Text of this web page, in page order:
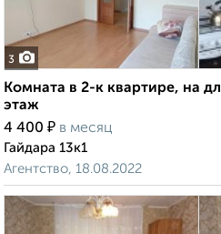
3
Комната в 2-к квартире, на
этаж
4 400 ₽ в месяц
Гайдара 13к1
Агентство, 18.08.2022